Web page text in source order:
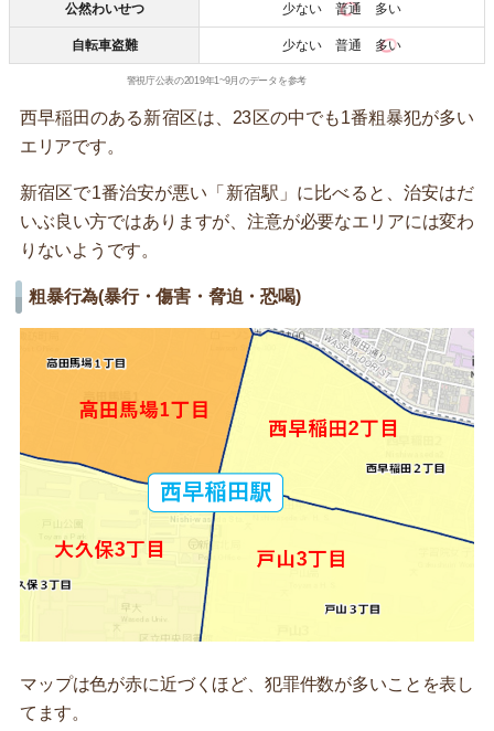
公然わいせつ 少ない 普通 多い
自転車盗難 少ない 普通 多い
警視庁公表の2019年1~9月のデータを参考
西早稲田のある新宿区は、23区の中でも1番粗暴犯が多い
エリアです。
新宿区で1番治安が悪い「新宿駅」に比べると、治安はだ
いぶ良い方ではありますが、注意が必要なエリアには変わ
りないようです。
粗暴行為(暴行・傷害・脅迫・恐喝)
マップは色が赤に近づくほど、犯罪件数が多いことを表し
てます。